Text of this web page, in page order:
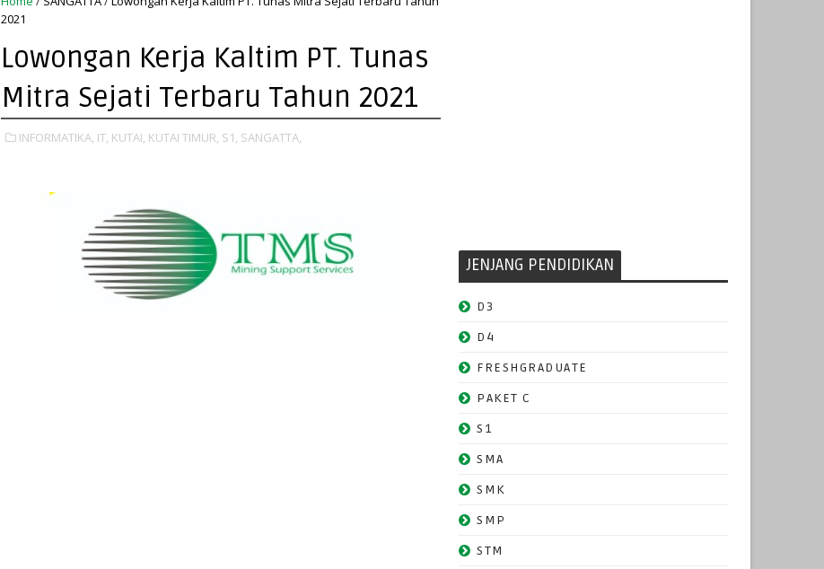
2021
Lowongan Kerja Kaltim PT. Tunas
Mitra Sejati Terbaru Tahun 2021
INFORMATIKA, IT, KUTAI, KUTAI TIMUR, S1, SANGATTA,
JENJANG PENDIDIKAN
D3
D4
FRESHGRADUATE
PAKET C
S1
SMA
SMK
SMP
STM